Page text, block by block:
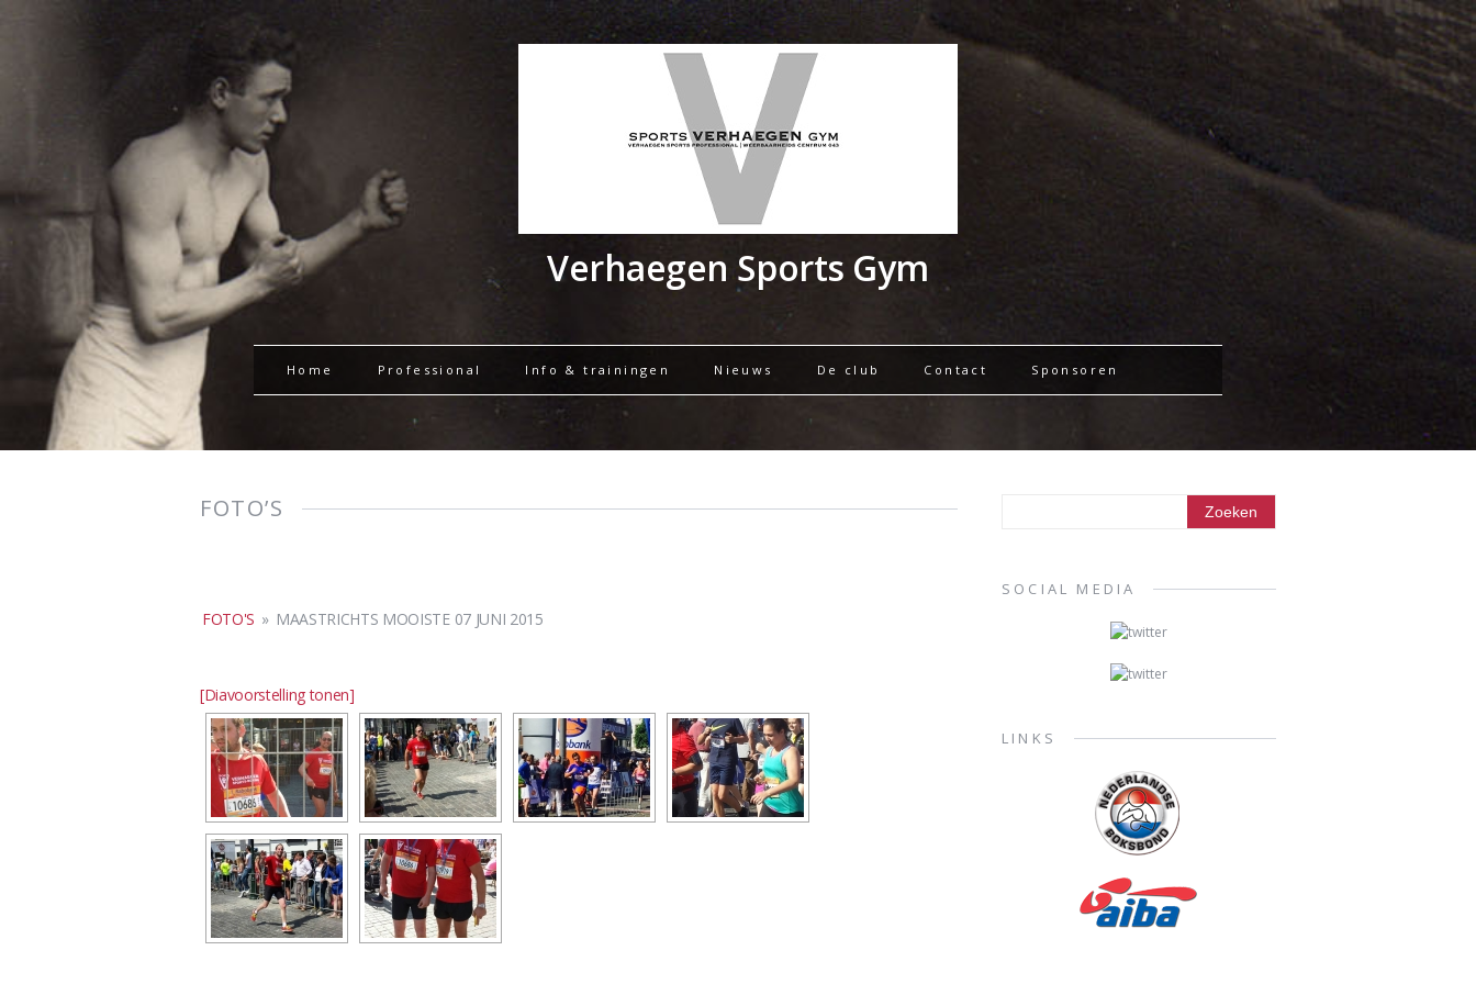
Verhaegen Sports Gym
Home Professional Info & trainingen Nieuws De club Contact Sponsoren
FOTO’S
FOTO'S » MAASTRICHTS MOOISTE 07 JUNI 2015
[Diavoorstelling tonen]
SOCIAL MEDIA
LINKS